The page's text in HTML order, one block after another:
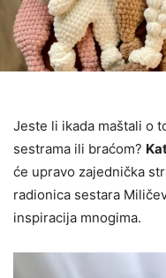
Jeste li ikada maštali o
sestrama ili braćom?
će upravo zajednička
radionica sestara
inspiracija mnogima.